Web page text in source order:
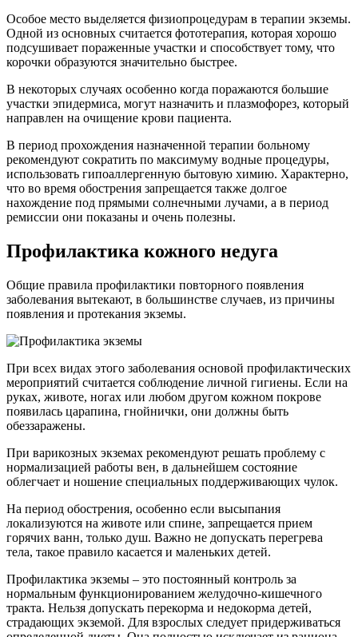
Особое место выделяется физиопроцедурам в терапии экземы.
Одной из основных считается фототерапия, которая хорошо
подсушивает пораженные участки и способствует тому, что
корочки образуются значительно быстрее.
В некоторых случаях особенно когда поражаются большие
участки эпидермиса, могут назначить и плазмофорез, который
направлен на очищение крови пациента.
В период прохождения назначенной терапии больному
рекомендуют сократить по максимуму водные процедуры,
использовать гипоаллергенную бытовую химию. Характерно,
что во время обострения запрещается также долгое
нахождение под прямыми солнечными лучами, а в период
ремиссии они показаны и очень полезны.
Профилактика кожного недуга
Общие правила профилактики повторного появления
заболевания вытекают, в большинстве случаев, из причины
появления и протекания экземы.
При всех видах этого заболевания основой профилактических
мероприятий считается соблюдение личной гигиены. Если на
руках, животе, ногах или любом другом кожном покрове
появилась царапина, гнойнички, они должны быть
обеззаражены.
При варикозных экземах рекомендуют решать проблему с
нормализацией работы вен, в дальнейшем состояние
облегчает и ношение специальных поддерживающих чулок.
На период обострения, особенно если высыпания
локализуются на животе или спине, запрещается прием
горячих ванн, только душ. Важно не допускать перегрева
тела, такое правило касается и маленьких детей.
Профилактика экземы – это постоянный контроль за
нормальным функционированием желудочно-кишечного
тракта. Нельзя допускать перекорма и недокорма детей,
страдающих экземой. Для взрослых следует придерживаться